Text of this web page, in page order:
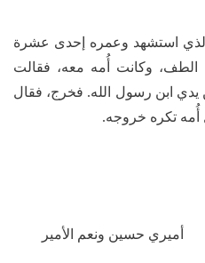
استشهد وعمره إحدى عشرة
وكانت أُمه معه، فقالت
يدي ابن رسول الله. فخرج، فقال
أُمه تكره خروجه.
حسين ونعم الأمير